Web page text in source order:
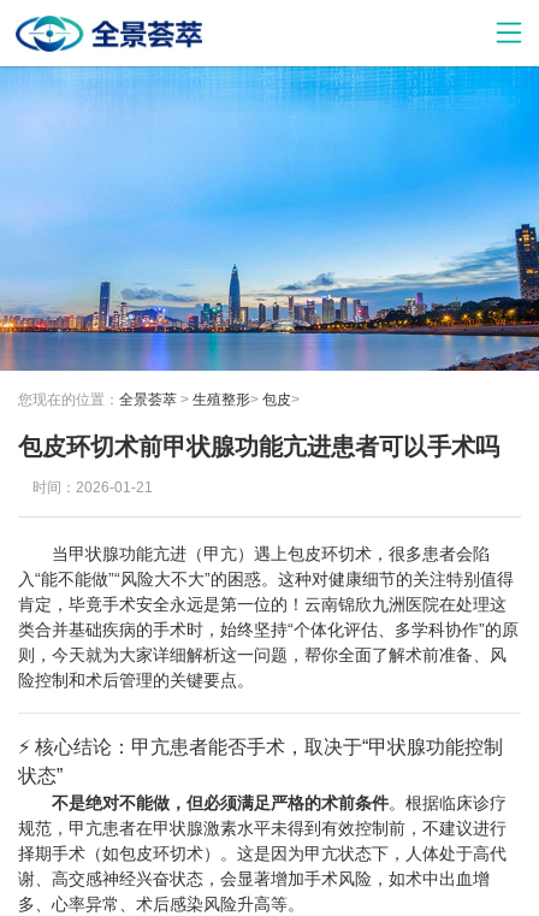
您现在的位置： 全景荟萃 > 生殖整形> 包皮>
包皮环切术前甲状腺功能亢进患者可以手术吗
时间：2026-01-21
当甲状腺功能亢进（甲亢）遇上包皮环切术，很多患者会陷
入“能不能做”“风险大不大”的困惑。这种对健康细节的关注特别值得
肯定，毕竟手术安全永远是第一位的！云南锦欣九洲医院在处理这
类合并基础疾病的手术时，始终坚持“个体化评估、多学科协作”的原
则，今天就为大家详细解析这一问题，帮你全面了解术前准备、风
险控制和术后管理的关键要点。
⚡ 核心结论：甲亢患者能否手术，取决于“甲状腺功能控制
状态”
不是绝对不能做，但必须满足严格的术前条件。根据临床诊疗
规范，甲亢患者在甲状腺激素水平未得到有效控制前，不建议进行
择期手术（如包皮环切术）。这是因为甲亢状态下，人体处于高代
谢、高交感神经兴奋状态，会显著增加手术风险，如术中出血增
多、心率异常、术后感染风险升高等。